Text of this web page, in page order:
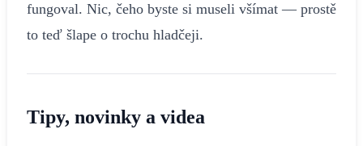
fungoval. Nic, čeho byste si museli všímat — prostě
to teď šlape o trochu hladčeji.
Tipy, novinky a videa